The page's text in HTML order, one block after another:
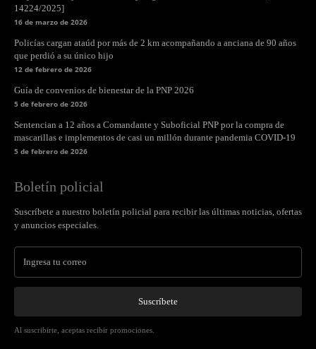
14224/2025]
16 de marzo de 2026
Policías cargan ataúd por más de 2 km acompañando a anciana de 90 años
que perdió a su único hijo
12 de febrero de 2026
Guía de convenios de bienestar de la PNP 2026
5 de febrero de 2026
Sentencian a 12 años a Comandante y Suboficial PNP por la compra de
mascarillas e implementos de casi un millón durante pandemia COVID-19
5 de febrero de 2026
Boletín policial
Suscríbete a nuestro boletín policial para recibir las últimas noticias, ofertas
y anuncios especiales.
Suscríbete
Al suscribirte, aceptas recibir promociones.